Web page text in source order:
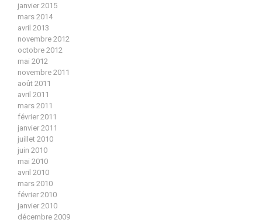
janvier 2015
mars 2014
avril 2013
novembre 2012
octobre 2012
mai 2012
novembre 2011
août 2011
avril 2011
mars 2011
février 2011
janvier 2011
juillet 2010
juin 2010
mai 2010
avril 2010
mars 2010
février 2010
janvier 2010
décembre 2009